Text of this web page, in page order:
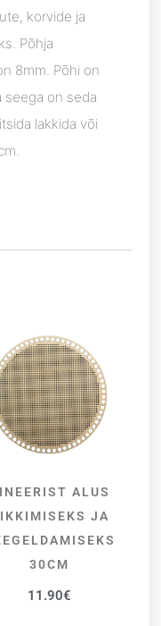
korvide ja
Põhja
8mm. Põhi on
seega on seda
lakkida või
LISA KORVIALUS
JA
30CM
11.90€